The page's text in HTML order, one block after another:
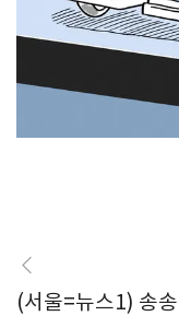
(서울=뉴스1) 송